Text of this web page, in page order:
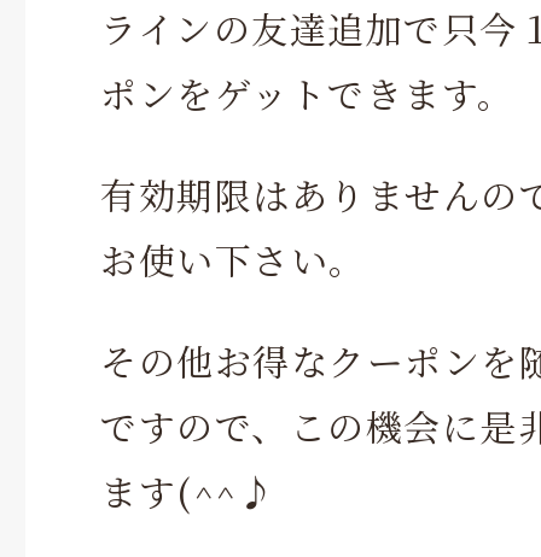
ラインの友達追加で只今
ポンをゲットできます。
有効期限はありませんの
お使い下さい。
その他お得なクーポンを
ですので、この機会に是
ます(^^♪